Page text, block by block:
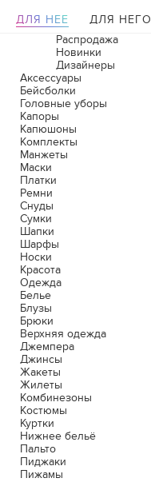
ДЛЯ НЕЕ ДЛЯ НЕГО
Распродажа
Новинки
Дизайнеры
Аксессуары
Бейсболки
Головные уборы
Капоры
Капюшоны
Комплекты
Манжеты
Маски
Платки
Ремни
Снуды
Сумки
Шапки
Шарфы
Носки
Красота
Одежда
Белье
Блузы
Брюки
Верхняя одежда
Джемпера
Джинсы
Жакеты
Жилеты
Комбинезоны
Костюмы
Куртки
Нижнее бельё
Пальто
Пиджаки
Пижамы